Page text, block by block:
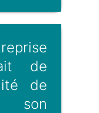
de
de
son